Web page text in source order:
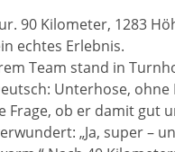
90 Kilometer, 1283
echtes Erlebnis.
Team stand in
Unterhose, ohne
Frage, ob er damit gut
„Ja, super –